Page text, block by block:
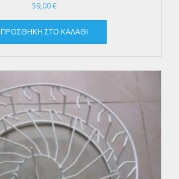
59,00€
ΠΡΟΣΘΉΚΗ ΣΤΟ ΚΑΛΆΘΙ